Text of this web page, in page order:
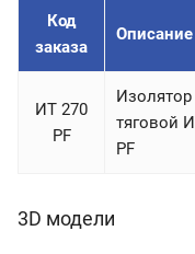
Код
заказа
Описание
ИТ 270
PF
Изолятор
тяговой
PF
3D модели